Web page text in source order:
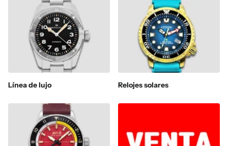
Línea de lujo Relojes solares